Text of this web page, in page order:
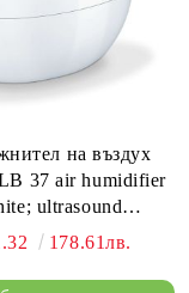
на въздух
37 air humidifier
ultrasound
technology; 15
max. 20m2
178.61лв.